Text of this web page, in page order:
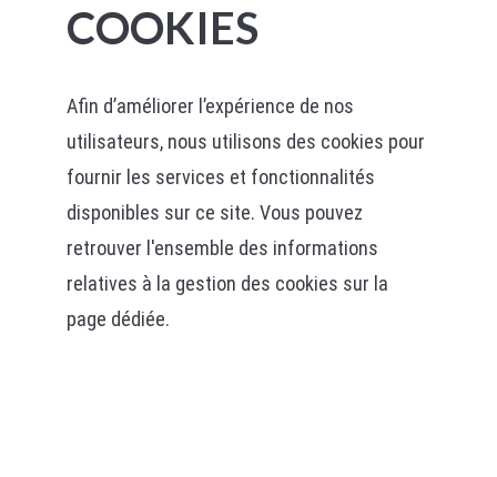
COOKIES
Afin d’améliorer l’expérience de nos
utilisateurs, nous utilisons des cookies pour
fournir les services et fonctionnalités
disponibles sur ce site. Vous pouvez
retrouver l'ensemble des informations
relatives à la gestion des cookies sur la
page dédiée.